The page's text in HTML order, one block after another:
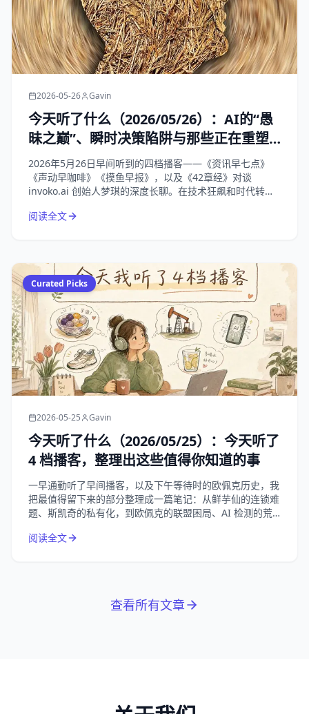
2026-05-26 Gavin
今天听了什么（2026/05/26）：AI的“愚
昧之巅”、瞬时决策陷阱与那些正在重塑
我们生活的商业变局
2026年5月26日早间听到的四档播客——《资讯早七点》
《声动早咖啡》《摸鱼早报》，以及《42章经》对谈
invoko.ai 创始人梦琪的深度长聊。在技术狂飙和时代转折
阅读全文
Curated Picks
2026-05-25 Gavin
今天听了什么（2026/05/25）：今天听了
4 档播客，整理出这些值得你知道的事
一早通勤听了早间播客，以及下午等待时的欧佩克历史，我
把最值得留下来的部分整理成一篇笔记：从鲜芋仙的连锁难
题、斯凯奇的私有化，到欧佩克的联盟困局、AI 检测的荒
阅读全文
查看所有文章